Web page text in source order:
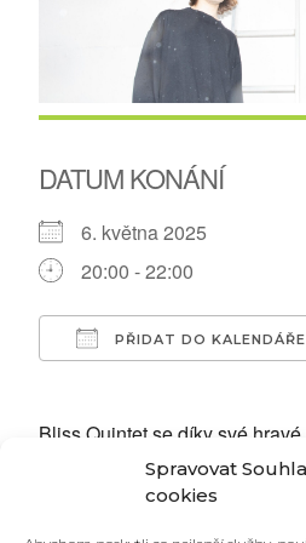
Spravovat
cookies
DATUM KONÁNÍ
6. května 2025
20:00 - 22:00
PŘIDAT DO KALENDÁŘE
Bliss Quintet se díky své
energickému vystupování
progresivní kapela v norské
Ústředními tématy Bliss
energické balady, fanfárové